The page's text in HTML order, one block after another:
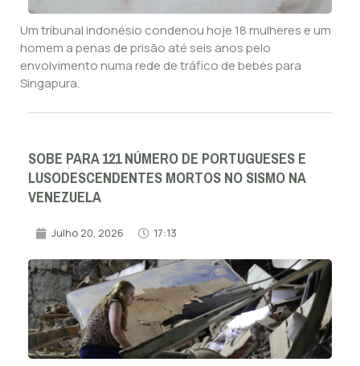
Um tribunal indonésio condenou hoje 18 mulheres e um
homem a penas de prisão até seis anos pelo
envolvimento numa rede de tráfico de bebés para
Singapura.
SOBE PARA 121 NÚMERO DE PORTUGUESES E
LUSODESCENDENTES MORTOS NO SISMO NA
VENEZUELA
Julho 20, 2026 17:13